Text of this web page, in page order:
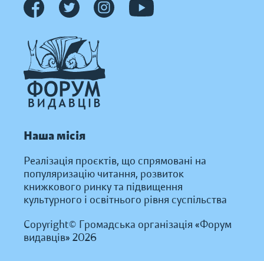
Наша місія
Реалізація проєктів, що спрямовані на
популяризацію читання, розвиток
книжкового ринку та підвищення
культурного і освітнього рівня суспільства
Copyright© Громадська організація «Форум
видавців» 2026